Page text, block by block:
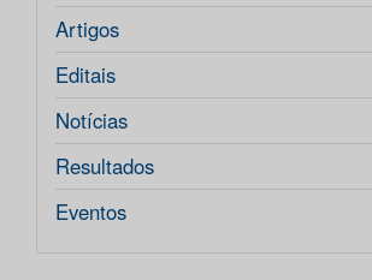
Artigos
Editais
Notícias
Resultados
Eventos